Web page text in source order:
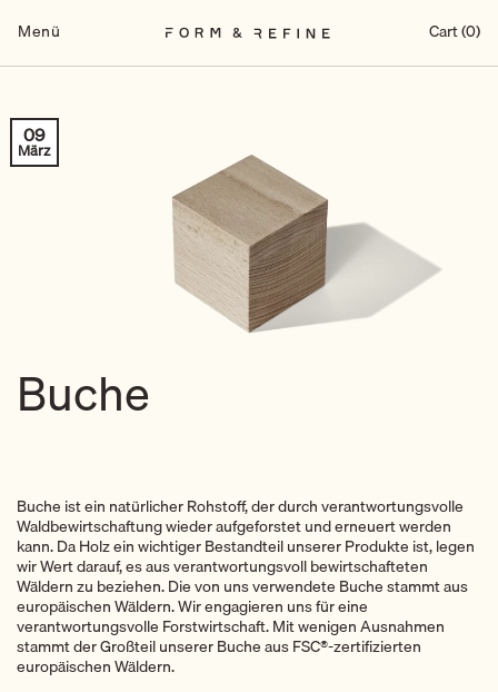
InhaltMenü Cart (0)
09
März
Buche
Buche ist ein natürlicher Rohstoff, der durch verantwortungsvolle
Waldbewirtschaftung wieder aufgeforstet und erneuert werden
kann. Da Holz ein wichtiger Bestandteil unserer Produkte ist, legen
wir Wert darauf, es aus verantwortungsvoll bewirtschafteten
Wäldern zu beziehen. Die von uns verwendete Buche stammt aus
europäischen Wäldern. Wir engagieren uns für eine
verantwortungsvolle Forstwirtschaft. Mit wenigen Ausnahmen
stammt der Großteil unserer Buche aus FSC®-zertifizierten
europäischen Wäldern.